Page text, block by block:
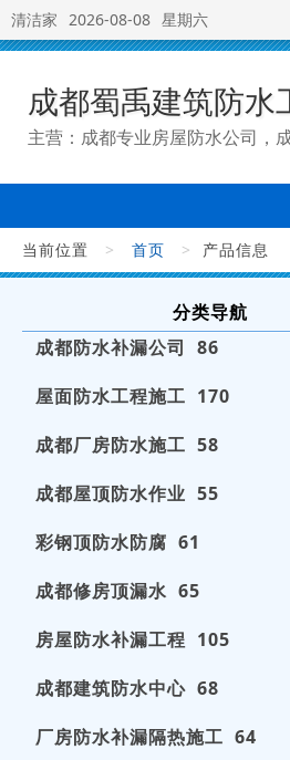
清洁家 2026-08-08 星期六
成都蜀禹建筑防水
主营：成都专业房屋防水公司，
当前位置 > 首页 > 产品信息
分类导航
成都防水补漏公司 86
屋面防水工程施工 170
成都厂房防水施工 58
成都屋顶防水作业 55
彩钢顶防水防腐 61
成都修房顶漏水 65
房屋防水补漏工程 105
成都建筑防水中心 68
厂房防水补漏隔热施工 64